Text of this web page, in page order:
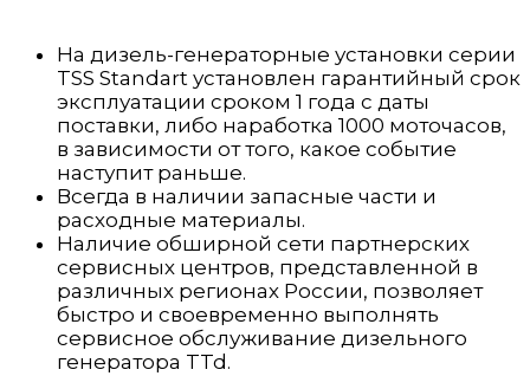
На дизель-генераторные установки серии
TSS Standart установлен гарантийный срок
эксплуатации сроком 1 года с даты
поставки, либо наработка 1000 моточасов,
в зависимости от того, какое событие
наступит раньше.
Всегда в наличии запасные части и
расходные материалы.
Наличие обширной сети партнерских
сервисных центров, представленной в
различных регионах России, позволяет
быстро и своевременно выполнять
сервисное обслуживание дизельного
генератора TTd.